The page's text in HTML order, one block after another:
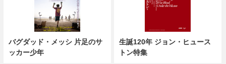
バグダッド・メッシ 片足のサ
ッカー少年
生誕120年 ジョン・ヒュース
トン特集